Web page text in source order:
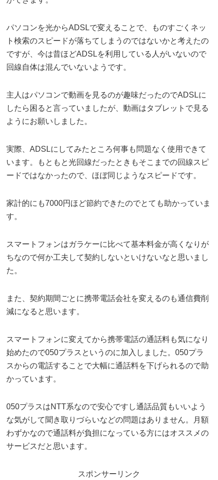
パソコンを光からADSLで変えることで、ものすごくネッ
ト検索のスピードが落ちてしまうのではないかと考えたの
ですが、今は昔ほどADSLを利用している人がいないので
回線自体は混んでいないようです。
主人はパソコンで動画を見るのが趣味だったのでADSLに
したら困ると言っていましたが、動画はタブレットで見る
ようにお願いしました。
実際、ADSLにしてみたところ何事も問題なく使用できて
います。もともと光回線だったときもそこまでの回線スピ
ードではなかったので、ほぼ同じようなスピードです。
家計的にも7000円ほど節約できたのでとても助かっていま
す。
スマートフォンはガラケーに比べて基本料金が高くなりが
ちなので何か工夫して契約しないといけないなと思いまし
た。
また、契約期間ごとに携帯電話会社を変えるのも通信費削
減になると思います。
スマートフォンに変えてから携帯電話の通話料も気になり
始めたので050プラスというのに加入しました。050プラ
スからの電話することで大幅に通話料を下げられるので助
かっています。
050プラスはNTT系なので安心ですし通話品質もいいよう
な気がして聞き取りづらいなどの問題はありません。月額
わずかなので通話料が負担になっている方にはオススメの
サービスだと思います。
スポンサーリンク